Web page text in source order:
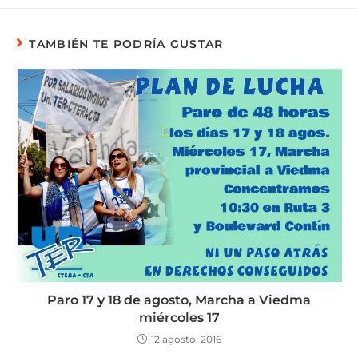
TAMBIÉN TE PODRÍA GUSTAR
Paro 17 y 18 de agosto, Marcha a Viedma
miércoles 17
12 agosto, 2016